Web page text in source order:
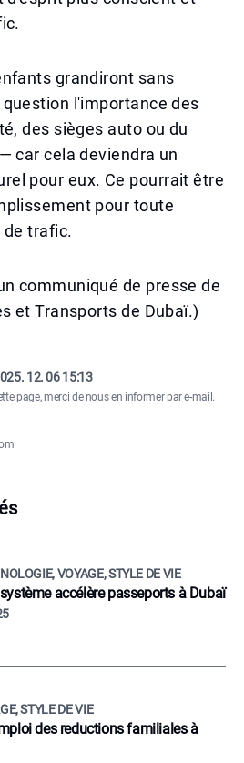
grandiront sans
l'importance des
des sièges auto ou du
car cela deviendra un
pour eux. Ce pourrait être
pour toute
trafic.
communiqué de presse de
et Transports de Dubaï.)
12. 06 15:13
page,merci de nous en informer par e-mail .
VOYAGE, STYLE DE VIE
accélère passeports à Dubaï
STYLE DE VIE
des reductions familiales à